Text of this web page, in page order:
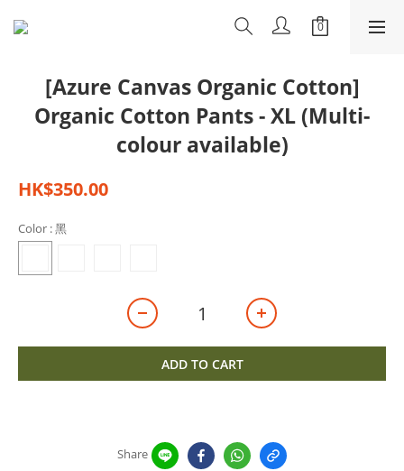
[Azure Canvas Organic Cotton]
Organic Cotton Pants - XL (Multi-
colour available)
HK$350.00
Color : 黑
ADD TO CART
Share